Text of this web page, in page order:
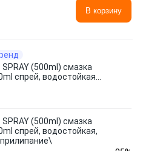
В корзину
SPRAY (500ml) смазка
спрей, водостойкая,
SPRAY (500ml) смазка
спрей, водостойкая,